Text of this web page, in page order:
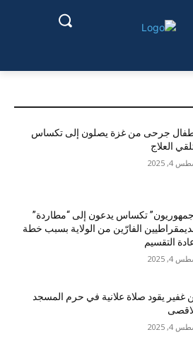
جرحى من غزة يصلون إلى تكساس
العلاج
4, 2025
تكساس يدعون إلى “مطاردة”
الفارّين من الولاية بسبب خطة
التقسيم
4, 2025
غفير يقود صلاة علانية في حرم المسجد
4, 2025